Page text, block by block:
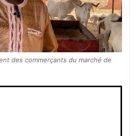
des commerçants du marché de